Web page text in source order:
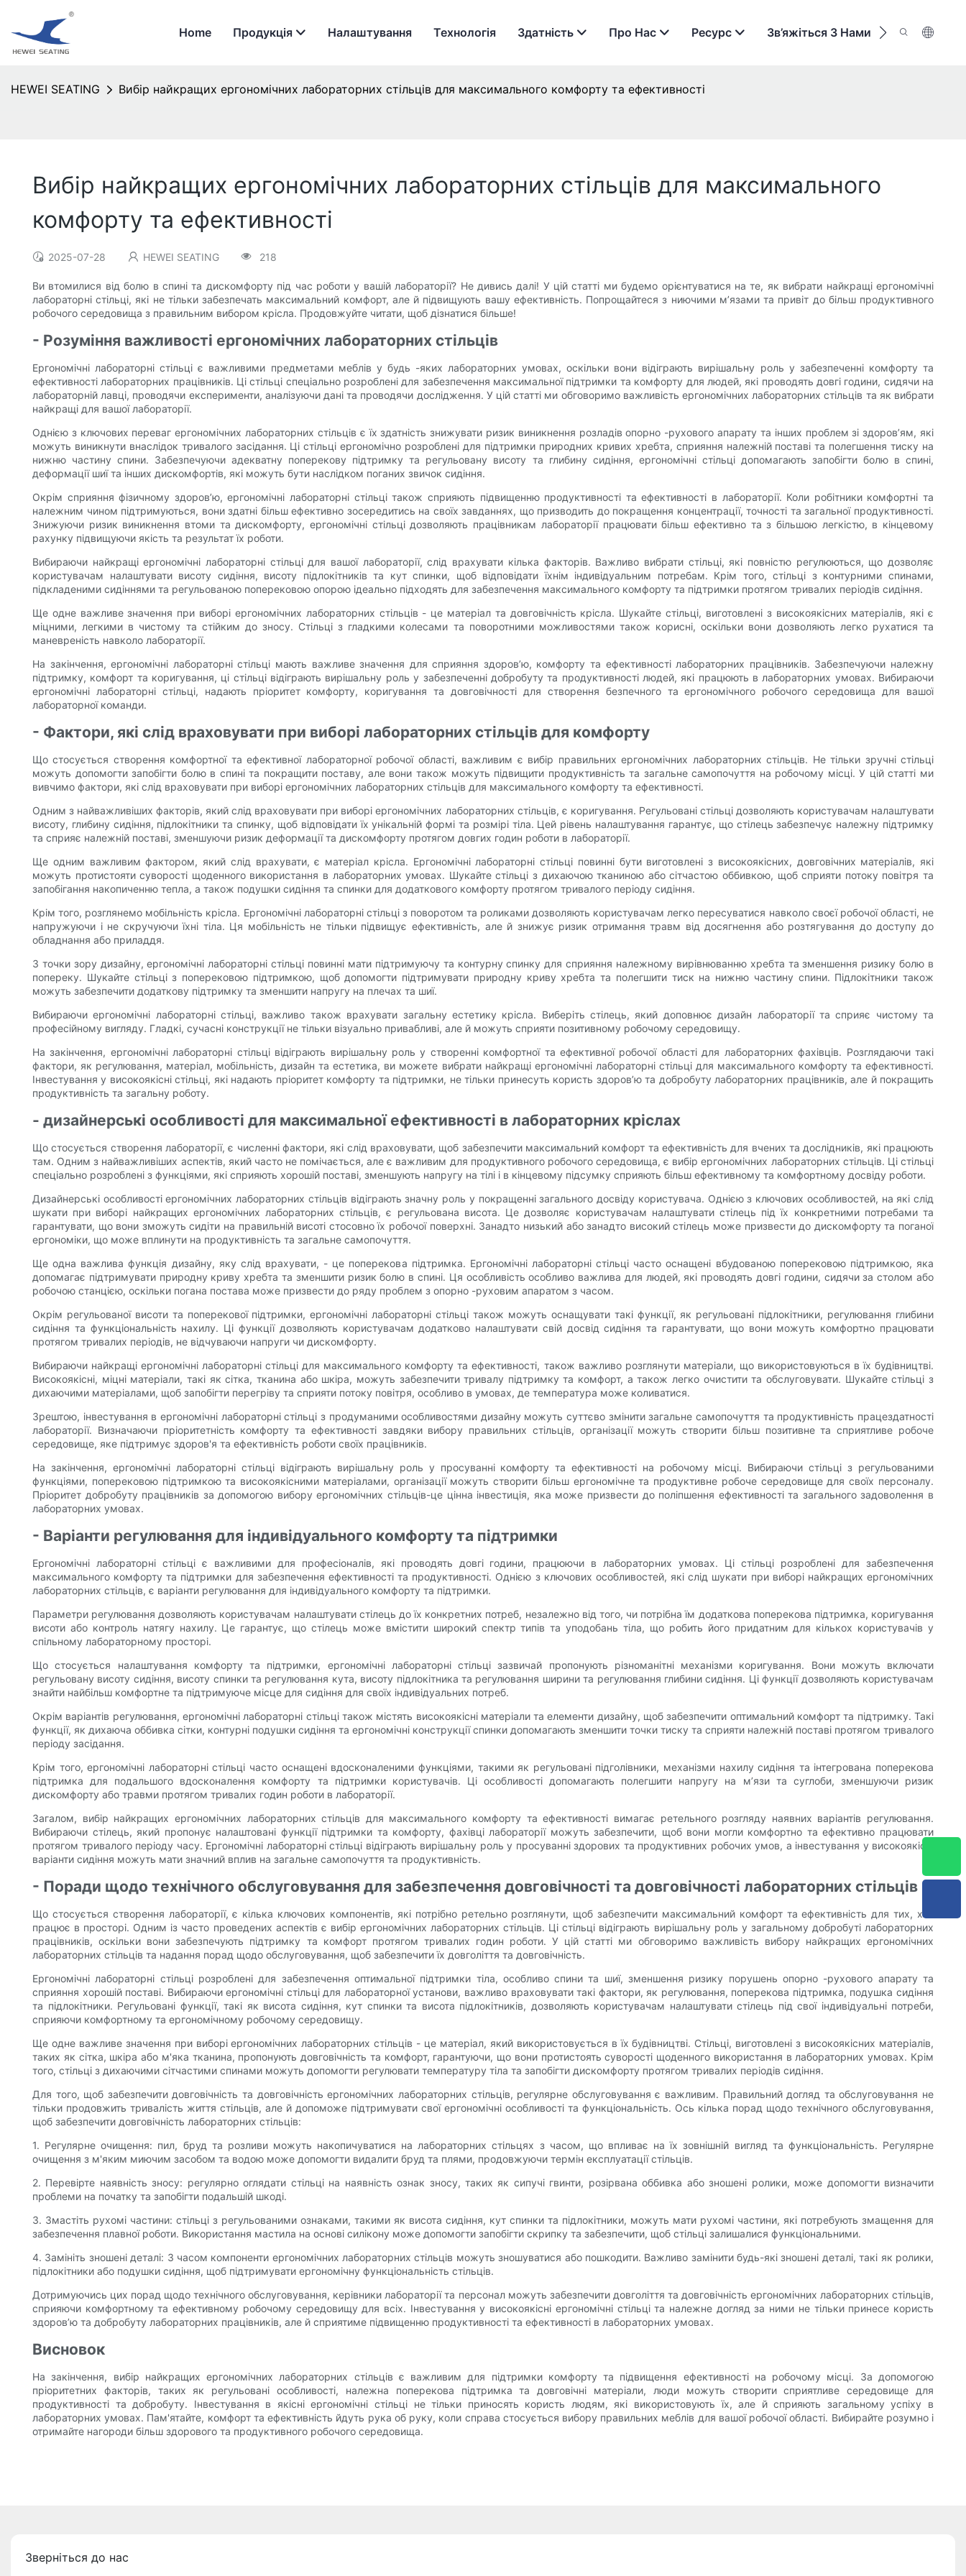
Home Продукція Налаштування Технологія Здатність Про Нас Ресурс Зв’яжіться З Нами
HEWEI SEATING Вибір найкращих ергономічних лабораторних стільців для максимального комфорту та ефективності
Вибір найкращих ергономічних лабораторних стільців для максимального
комфорту та ефективності
2025-07-28 HEWEI SEATING 218
Ви втомилися від болю в спині та дискомфорту під час роботи у вашій лабораторії? Не дивись далі! У цій статті ми будемо орієнтуватися на те, як вибрати найкращі ергономічні
лабораторні стільці, які не тільки забезпечать максимальний комфорт, але й підвищують вашу ефективність. Попрощайтеся з ниючими м’язами та привіт до більш продуктивного
робочого середовища з правильним вибором крісла. Продовжуйте читати, щоб дізнатися більше!
- Розуміння важливості ергономічних лабораторних стільців
Ергономічні лабораторні стільці є важливими предметами меблів у будь -яких лабораторних умовах, оскільки вони відіграють вирішальну роль у забезпеченні комфорту та
ефективності лабораторних працівників. Ці стільці спеціально розроблені для забезпечення максимальної підтримки та комфорту для людей, які проводять довгі години, сидячи на
лабораторній лавці, проводячи експерименти, аналізуючи дані та проводячи дослідження. У цій статті ми обговоримо важливість ергономічних лабораторних стільців та як вибрати
найкращі для вашої лабораторії.
Однією з ключових переваг ергономічних лабораторних стільців є їх здатність знижувати ризик виникнення розладів опорно -рухового апарату та інших проблем зі здоров’ям, які
можуть виникнути внаслідок тривалого засідання. Ці стільці ергономічно розроблені для підтримки природних кривих хребта, сприяння належній поставі та полегшення тиску на
нижню частину спини. Забезпечуючи адекватну поперекову підтримку та регульовану висоту та глибину сидіння, ергономічні стільці допомагають запобігти болю в спині,
деформації шиї та інших дискомфортів, які можуть бути наслідком поганих звичок сидіння.
Окрім сприяння фізичному здоров’ю, ергономічні лабораторні стільці також сприяють підвищенню продуктивності та ефективності в лабораторії. Коли робітники комфортні та
належним чином підтримуються, вони здатні більш ефективно зосередитись на своїх завданнях, що призводить до покращення концентрації, точності та загальної продуктивності.
Знижуючи ризик виникнення втоми та дискомфорту, ергономічні стільці дозволяють працівникам лабораторії працювати більш ефективно та з більшою легкістю, в кінцевому
рахунку підвищуючи якість та результат їх роботи.
Вибираючи найкращі ергономічні лабораторні стільці для вашої лабораторії, слід врахувати кілька факторів. Важливо вибрати стільці, які повністю регулюються, що дозволяє
користувачам налаштувати висоту сидіння, висоту підлокітників та кут спинки, щоб відповідати їхнім індивідуальним потребам. Крім того, стільці з контурними спинами,
підкладеними сидіннями та регульованою поперековою опорою ідеально підходять для забезпечення максимального комфорту та підтримки протягом тривалих періодів сидіння.
Ще одне важливе значення при виборі ергономічних лабораторних стільців - це матеріал та довговічність крісла. Шукайте стільці, виготовлені з високоякісних матеріалів, які є
міцними, легкими в чистому та стійким до зносу. Стільці з гладкими колесами та поворотними можливостями також корисні, оскільки вони дозволяють легко рухатися та
маневреність навколо лабораторії.
На закінчення, ергономічні лабораторні стільці мають важливе значення для сприяння здоров’ю, комфорту та ефективності лабораторних працівників. Забезпечуючи належну
підтримку, комфорт та коригування, ці стільці відіграють вирішальну роль у забезпеченні добробуту та продуктивності людей, які працюють в лабораторних умовах. Вибираючи
ергономічні лабораторні стільці, надають пріоритет комфорту, коригування та довговічності для створення безпечного та ергономічного робочого середовища для вашої
лабораторної команди.
- Фактори, які слід враховувати при виборі лабораторних стільців для комфорту
Що стосується створення комфортної та ефективної лабораторної робочої області, важливим є вибір правильних ергономічних лабораторних стільців. Не тільки зручні стільці
можуть допомогти запобігти болю в спині та покращити поставу, але вони також можуть підвищити продуктивність та загальне самопочуття на робочому місці. У цій статті ми
вивчимо фактори, які слід враховувати при виборі ергономічних лабораторних стільців для максимального комфорту та ефективності.
Одним з найважливіших факторів, який слід враховувати при виборі ергономічних лабораторних стільців, є коригування. Регульовані стільці дозволяють користувачам налаштувати
висоту, глибину сидіння, підлокітники та спинку, щоб відповідати їх унікальній формі та розмірі тіла. Цей рівень налаштування гарантує, що стілець забезпечує належну підтримку
та сприяє належній поставі, зменшуючи ризик деформації та дискомфорту протягом довгих годин роботи в лабораторії.
Ще одним важливим фактором, який слід врахувати, є матеріал крісла. Ергономічні лабораторні стільці повинні бути виготовлені з високоякісних, довговічних матеріалів, які
можуть протистояти суворості щоденного використання в лабораторних умовах. Шукайте стільці з дихаючою тканиною або сітчастою оббивкою, щоб сприяти потоку повітря та
запобігання накопиченню тепла, а також подушки сидіння та спинки для додаткового комфорту протягом тривалого періоду сидіння.
Крім того, розглянемо мобільність крісла. Ергономічні лабораторні стільці з поворотом та роликами дозволяють користувачам легко пересуватися навколо своєї робочої області, не
напружуючи і не скручуючи їхні тіла. Ця мобільність не тільки підвищує ефективність, але й знижує ризик отримання травм від досягнення або розтягування до доступу до
обладнання або приладдя.
З точки зору дизайну, ергономічні лабораторні стільці повинні мати підтримуючу та контурну спинку для сприяння належному вирівнюванню хребта та зменшення ризику болю в
попереку. Шукайте стільці з поперековою підтримкою, щоб допомогти підтримувати природну криву хребта та полегшити тиск на нижню частину спини. Підлокітники також
можуть забезпечити додаткову підтримку та зменшити напругу на плечах та шиї.
Вибираючи ергономічні лабораторні стільці, важливо також врахувати загальну естетику крісла. Виберіть стілець, який доповнює дизайн лабораторії та сприяє чистому та
професійному вигляду. Гладкі, сучасні конструкції не тільки візуально привабливі, але й можуть сприяти позитивному робочому середовищу.
На закінчення, ергономічні лабораторні стільці відіграють вирішальну роль у створенні комфортної та ефективної робочої області для лабораторних фахівців. Розглядаючи такі
фактори, як регулювання, матеріал, мобільність, дизайн та естетика, ви можете вибрати найкращі ергономічні лабораторні стільці для максимального комфорту та ефективності.
Інвестування у високоякісні стільці, які надають пріоритет комфорту та підтримки, не тільки принесуть користь здоров’ю та добробуту лабораторних працівників, але й покращить
продуктивність та загальну роботу.
- дизайнерські особливості для максимальної ефективності в лабораторних кріслах
Що стосується створення лабораторії, є численні фактори, які слід враховувати, щоб забезпечити максимальний комфорт та ефективність для вчених та дослідників, які працюють
там. Одним з найважливіших аспектів, який часто не помічається, але є важливим для продуктивного робочого середовища, є вибір ергономічних лабораторних стільців. Ці стільці
спеціально розроблені з функціями, які сприяють хорошій поставі, зменшують напругу на тілі і в кінцевому підсумку сприяють більш ефективному та комфортному досвіду роботи.
Дизайнерські особливості ергономічних лабораторних стільців відіграють значну роль у покращенні загального досвіду користувача. Однією з ключових особливостей, на які слід
шукати при виборі найкращих ергономічних лабораторних стільців, є регульована висота. Це дозволяє користувачам налаштувати стілець під їх конкретними потребами та
гарантувати, що вони зможуть сидіти на правильній висоті стосовно їх робочої поверхні. Занадто низький або занадто високий стілець може призвести до дискомфорту та поганої
ергономіки, що може вплинути на продуктивність та загальне самопочуття.
Ще одна важлива функція дизайну, яку слід врахувати, - це поперекова підтримка. Ергономічні лабораторні стільці часто оснащені вбудованою поперековою підтримкою, яка
допомагає підтримувати природну криву хребта та зменшити ризик болю в спині. Ця особливість особливо важлива для людей, які проводять довгі години, сидячи за столом або
робочою станцією, оскільки погана постава може призвести до ряду проблем з опорно -руховим апаратом з часом.
Окрім регульованої висоти та поперекової підтримки, ергономічні лабораторні стільці також можуть оснащувати такі функції, як регульовані підлокітники, регулювання глибини
сидіння та функціональність нахилу. Ці функції дозволяють користувачам додатково налаштувати свій досвід сидіння та гарантувати, що вони можуть комфортно працювати
протягом тривалих періодів, не відчуваючи напруги чи дискомфорту.
Вибираючи найкращі ергономічні лабораторні стільці для максимального комфорту та ефективності, також важливо розглянути матеріали, що використовуються в їх будівництві.
Високоякісні, міцні матеріали, такі як сітка, тканина або шкіра, можуть забезпечити тривалу підтримку та комфорт, а також легко очистити та обслуговувати. Шукайте стільці з
дихаючими матеріалами, щоб запобігти перегріву та сприяти потоку повітря, особливо в умовах, де температура може коливатися.
Зрештою, інвестування в ергономічні лабораторні стільці з продуманими особливостями дизайну можуть суттєво змінити загальне самопочуття та продуктивність працездатності
лабораторії. Визначаючи пріоритетність комфорту та ефективності завдяки вибору правильних стільців, організації можуть створити більш позитивне та сприятливе робоче
середовище, яке підтримує здоров'я та ефективність роботи своїх працівників.
На закінчення, ергономічні лабораторні стільці відіграють вирішальну роль у просуванні комфорту та ефективності на робочому місці. Вибираючи стільці з регульованими
функціями, поперековою підтримкою та високоякісними матеріалами, організації можуть створити більш ергономічне та продуктивне робоче середовище для своїх персоналу.
Пріоритет добробуту працівників за допомогою вибору ергономічних стільців-це цінна інвестиція, яка може призвести до поліпшення ефективності та загального задоволення в
лабораторних умовах.
- Варіанти регулювання для індивідуального комфорту та підтримки
Ергономічні лабораторні стільці є важливими для професіоналів, які проводять довгі години, працюючи в лабораторних умовах. Ці стільці розроблені для забезпечення
максимального комфорту та підтримки для забезпечення ефективності та продуктивності. Однією з ключових особливостей, які слід шукати при виборі найкращих ергономічних
лабораторних стільців, є варіанти регулювання для індивідуального комфорту та підтримки.
Параметри регулювання дозволяють користувачам налаштувати стілець до їх конкретних потреб, незалежно від того, чи потрібна їм додаткова поперекова підтримка, коригування
висоти або контроль натягу нахилу. Це гарантує, що стілець може вмістити широкий спектр типів та уподобань тіла, що робить його придатним для кількох користувачів у
спільному лабораторному просторі.
Що стосується налаштування комфорту та підтримки, ергономічні лабораторні стільці зазвичай пропонують різноманітні механізми коригування. Вони можуть включати
регульовану висоту сидіння, висоту спинки та регулювання кута, висоту підлокітника та регулювання ширини та регулювання глибини сидіння. Ці функції дозволяють користувачам
знайти найбільш комфортне та підтримуюче місце для сидіння для своїх індивідуальних потреб.
Окрім варіантів регулювання, ергономічні лабораторні стільці також містять високоякісні матеріали та елементи дизайну, щоб забезпечити оптимальний комфорт та підтримку. Такі
функції, як дихаюча оббивка сітки, контурні подушки сидіння та ергономічні конструкції спинки допомагають зменшити точки тиску та сприяти належній поставі протягом тривалого
періоду засідання.
Крім того, ергономічні лабораторні стільці часто оснащені вдосконаленими функціями, такими як регульовані підголівники, механізми нахилу сидіння та інтегрована поперекова
підтримка для подальшого вдосконалення комфорту та підтримки користувачів. Ці особливості допомагають полегшити напругу на м’язи та суглоби, зменшуючи ризик
дискомфорту або травми протягом тривалих годин роботи в лабораторії.
Загалом, вибір найкращих ергономічних лабораторних стільців для максимального комфорту та ефективності вимагає ретельного розгляду наявних варіантів регулювання.
Вибираючи стілець, який пропонує налаштовані функції підтримки та комфорту, фахівці лабораторії можуть забезпечити, щоб вони могли комфортно та ефективно працювати
протягом тривалого періоду часу. Ергономічні лабораторні стільці відіграють вирішальну роль у просуванні здорових та продуктивних робочих умов, а інвестування у високоякісні
варіанти сидіння можуть мати значний вплив на загальне самопочуття та продуктивність.
- Поради щодо технічного обслуговування для забезпечення довговічності та довговічності лабораторних стільців
Що стосується створення лабораторії, є кілька ключових компонентів, які потрібно ретельно розглянути, щоб забезпечити максимальний комфорт та ефективність для тих, хто
працює в просторі. Одним із часто проведених аспектів є вибір ергономічних лабораторних стільців. Ці стільці відіграють вирішальну роль у загальному добробуті лабораторних
працівників, оскільки вони забезпечують підтримку та комфорт протягом тривалих годин роботи. У цій статті ми обговоримо важливість вибору найкращих ергономічних
лабораторних стільців та надання порад щодо обслуговування, щоб забезпечити їх довголіття та довговічність.
Ергономічні лабораторні стільці розроблені для забезпечення оптимальної підтримки тіла, особливо спини та шиї, зменшення ризику порушень опорно -рухового апарату та
сприяння хорошій поставі. Вибираючи ергономічні стільці для лабораторної установи, важливо враховувати такі фактори, як регулювання, поперекова підтримка, подушка сидіння
та підлокітники. Регульовані функції, такі як висота сидіння, кут спинки та висота підлокітників, дозволяють користувачам налаштувати стілець під свої індивідуальні потреби,
сприяючи комфортному та ергономічному робочому середовищу.
Ще одне важливе значення при виборі ергономічних лабораторних стільців - це матеріал, який використовується в їх будівництві. Стільці, виготовлені з високоякісних матеріалів,
таких як сітка, шкіра або м'яка тканина, пропонують довговічність та комфорт, гарантуючи, що вони протистоять суворості щоденного використання в лабораторних умовах. Крім
того, стільці з дихаючими сітчастими спинами можуть допомогти регулювати температуру тіла та запобігти дискомфорту протягом тривалих періодів сидіння.
Для того, щоб забезпечити довговічність та довговічність ергономічних лабораторних стільців, регулярне обслуговування є важливим. Правильний догляд та обслуговування не
тільки продовжить тривалість життя стільців, але й допоможе підтримувати свої ергономічні особливості та функціональність. Ось кілька порад щодо технічного обслуговування,
щоб забезпечити довговічність лабораторних стільців:
1. Регулярне очищення: пил, бруд та розливи можуть накопичуватися на лабораторних стільцях з часом, що впливає на їх зовнішній вигляд та функціональність. Регулярне
очищення з м'яким миючим засобом та водою може допомогти видалити бруд та плями, продовжуючи термін експлуатації стільців.
2. Перевірте наявність зносу: регулярно оглядати стільці на наявність ознак зносу, таких як сипучі гвинти, розірвана оббивка або зношені ролики, може допомогти визначити
проблеми на початку та запобігти подальшій шкоді.
3. Змастіть рухомі частини: стільці з регульованими ознаками, такими як висота сидіння, кут спинки та підлокітники, можуть мати рухомі частини, які потребують змащення для
забезпечення плавної роботи. Використання мастила на основі силікону може допомогти запобігти скрипку та забезпечити, щоб стільці залишалися функціональними.
4. Замініть зношені деталі: З часом компоненти ергономічних лабораторних стільців можуть зношуватися або пошкодити. Важливо замінити будь-які зношені деталі, такі як ролики,
підлокітники або подушки сидіння, щоб підтримувати ергономічну функціональність стільців.
Дотримуючись цих порад щодо технічного обслуговування, керівники лабораторії та персонал можуть забезпечити довголіття та довговічність ергономічних лабораторних стільців,
сприяючи комфортному та ефективному робочому середовищу для всіх. Інвестування у високоякісні ергономічні стільці та належне догляд за ними не тільки принесе користь
здоров’ю та добробуту лабораторних працівників, але й сприятиме підвищенню продуктивності та ефективності в лабораторних умовах.
Висновок
На закінчення, вибір найкращих ергономічних лабораторних стільців є важливим для підтримки комфорту та підвищення ефективності на робочому місці. За допомогою
пріоритетних факторів, таких як регульовані особливості, належна поперекова підтримка та довговічні матеріали, люди можуть створити сприятливе середовище для
продуктивності та добробуту. Інвестування в якісні ергономічні стільці не тільки приносять користь людям, які використовують їх, але й сприяють загальному успіху в
лабораторних умовах. Пам'ятайте, комфорт та ефективність йдуть рука об руку, коли справа стосується вибору правильних меблів для вашої робочої області. Вибирайте розумно і
отримайте нагороди більш здорового та продуктивного робочого середовища.
Зверніться до нас